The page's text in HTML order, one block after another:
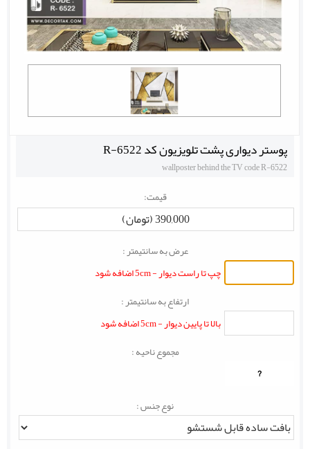
پوستر دیواری پشت تلویزیون کد R-6522
wallposter behind the TV code R-6522
قیمت:
390,000 (تومان)
عرض به سانتیمتر :
چپ تا راست دیوار - 5cm اضافه شود
ارتفاع به سانتیمتر :
بالا تا پایین دیوار - 5cm اضافه شود
مجموع ناحیه :
?
نوع جنس :